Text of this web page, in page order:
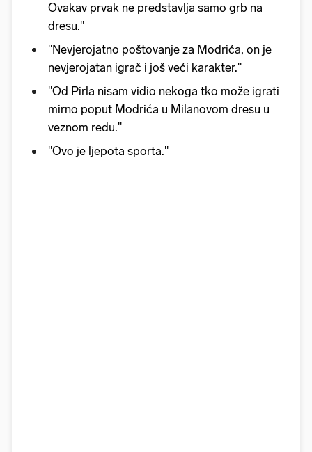
Ovakav prvak ne predstavlja samo grb na
dresu."
"Nevjerojatno poštovanje za Modrića, on je
nevjerojatan igrač i još veći karakter."
"Od Pirla nisam vidio nekoga tko može igrati
mirno poput Modrića u Milanovom dresu u
veznom redu."
"Ovo je ljepota sporta."